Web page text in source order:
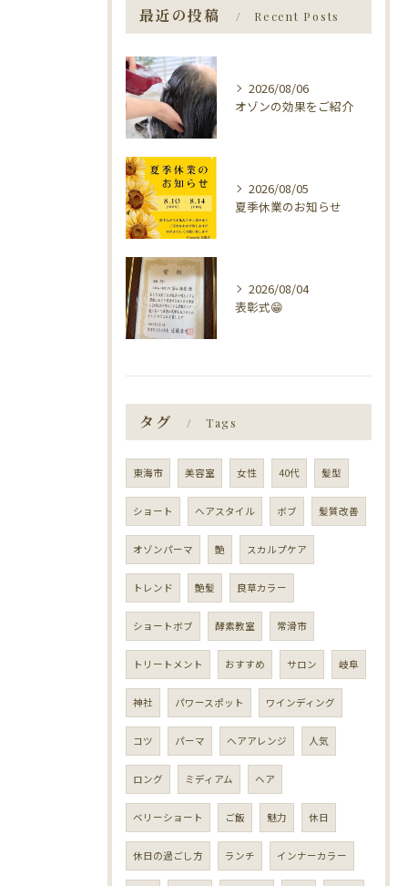
最近の投稿 Recent Posts
2026/08/06
オゾンの効果をご紹介
2026/08/05
夏季休業のお知らせ
2026/08/04
表彰式😁
タグ Tags
東海市 美容室 女性 40代 髪型
ショート ヘアスタイル ボブ 髪質改善
オゾンパーマ 艶 スカルプケア
トレンド 艶髪 良草カラー
ショートボブ 酵素教室 常滑市
トリートメント おすすめ サロン 岐阜
神社 パワースポット ワインディング
コツ パーマ ヘアアレンジ 人気
ロング ミディアム ヘア
ベリーショート ご飯 魅力 休日
休日の過ごし方 ランチ インナーカラー